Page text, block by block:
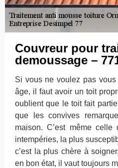
Couvreur pour
demoussage –
Si vous ne voulez pas
âge, il faut avoir un toit
oublient que le toit fait
que les convives
maison. C’est même
intempéries, la plus
c’est la plus chère à
en bon état, il vaut toujours